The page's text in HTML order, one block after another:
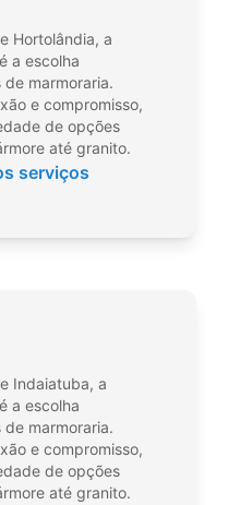
Hortolândia, a
a escolha
marmoraria.
e compromisso,
de opções
até granito.
serviços
Indaiatuba, a
a escolha
marmoraria.
e compromisso,
de opções
até granito.